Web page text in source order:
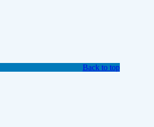
Back to top